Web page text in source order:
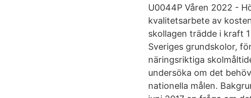
U0044P Våren 2022 -
kvalitetsarbete av
skollagen trädde i kraft
Sveriges grundskolor,
näringsriktiga
undersöka om det
nationella målen.